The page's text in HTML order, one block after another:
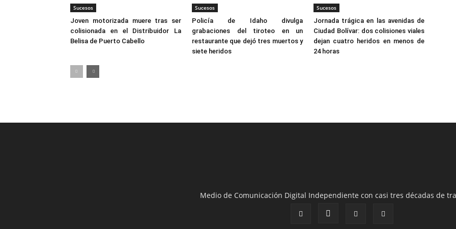
Sucesos
Joven motorizada muere tras ser
colisionada en el Distribuidor La
Belisa de Puerto Cabello
Sucesos
Policía de Idaho divulga
grabaciones del tiroteo en un
restaurante que dejó tres muertos y
siete heridos
Sucesos
Jornada trágica en las avenidas de
Ciudad Bolívar: dos colisiones viales
dejan cuatro heridos en menos de
24 horas
Medio de Comunicación Digital Independiente con casi tres décadas de